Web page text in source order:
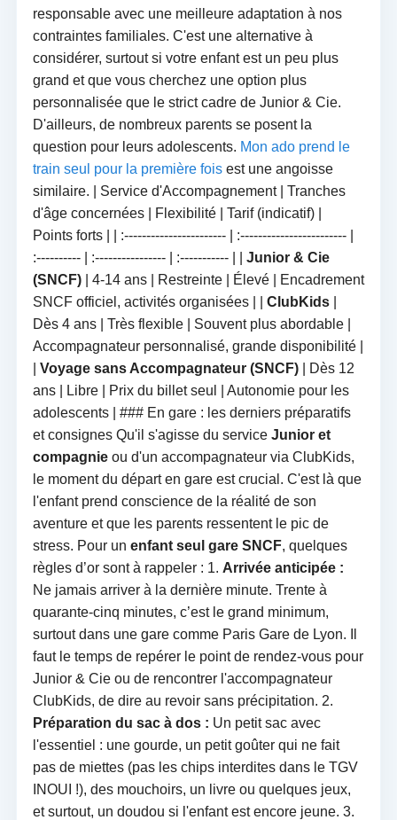
responsable avec une meilleure adaptation à nos
contraintes familiales. C'est une alternative à
considérer, surtout si votre enfant est un peu plus
grand et que vous cherchez une option plus
personnalisée que le strict cadre de Junior & Cie.
D'ailleurs, de nombreux parents se posent la
question pour leurs adolescents. Mon ado prend le
train seul pour la première foisest une angoisse
similaire. | Service d'Accompagnement | Tranches
d'âge concernées | Flexibilité | Tarif (indicatif) |
Points forts | | :----------------------- | :------------------------ |
:---------- | :---------------- | :----------- | | Junior & Cie
(SNCF)| 4-14 ans | Restreinte | Élevé | Encadrement
SNCF officiel, activités organisées | | ClubKids|
Dès 4 ans | Très flexible | Souvent plus abordable |
Accompagnateur personnalisé, grande disponibilité |
Voyage sans Accompagnateur (SNCF)| Dès 12
ans | Libre | Prix du billet seul | Autonomie pour les
adolescents | ### En gare : les derniers préparatifs
et consignes Qu'il s'agisse du service Junior et
compagnieou d'un accompagnateur via ClubKids,
le moment du départ en gare est crucial. C'est là que
l'enfant prend conscience de la réalité de son
aventure et que les parents ressentent le pic de
stress. Pour un enfant seul gare SNCF, quelques
règles d’or sont à rappeler : 1. Arrivée anticipée :
Ne jamais arriver à la dernière minute. Trente à
quarante-cinq minutes, c’est le grand minimum,
surtout dans une gare comme Paris Gare de Lyon. Il
faut le temps de repérer le point de rendez-vous pour
Junior & Cie ou de rencontrer l'accompagnateur
ClubKids, de dire au revoir sans précipitation. 2.
Préparation du sac à dos : Un petit sac avec
l'essentiel : une gourde, un petit goûter qui ne fait
pas de miettes (pas les chips interdites dans le TGV
INOUI !), des mouchoirs, un livre ou quelques jeux,
et surtout, un doudou si l'enfant est encore jeune. 3.